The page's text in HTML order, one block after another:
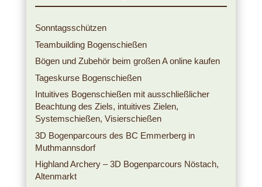
Sonntagsschützen
Teambuilding Bogenschießen
Bögen und Zubehör beim großen A online kaufen
Tageskurse Bogenschießen
Intuitives Bogenschießen mit ausschließlicher
Beachtung des Ziels, intuitives Zielen,
Systemschießen, Visierschießen
3D Bogenparcours des BC Emmerberg in
Muthmannsdorf
Highland Archery – 3D Bogenparcours Nöstach,
Altenmarkt